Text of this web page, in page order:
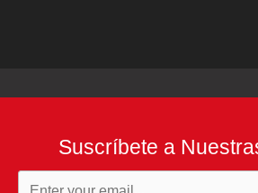
Suscríbete a